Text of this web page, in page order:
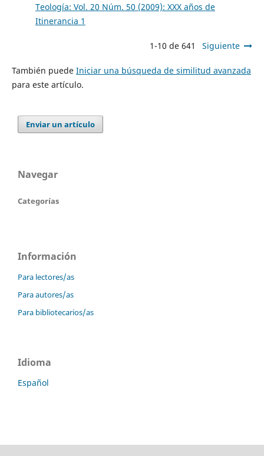
Teología: Vol. 20 Núm. 50 (2009): XXX años de
Itinerancia 1
1-10 de 641 Siguiente
También puede Iniciar una búsqueda de similitud avanzada
para este artículo.
Enviar un artículo
Navegar
Categorías
Información
Para lectores/as
Para autores/as
Para bibliotecarios/as
Idioma
Español